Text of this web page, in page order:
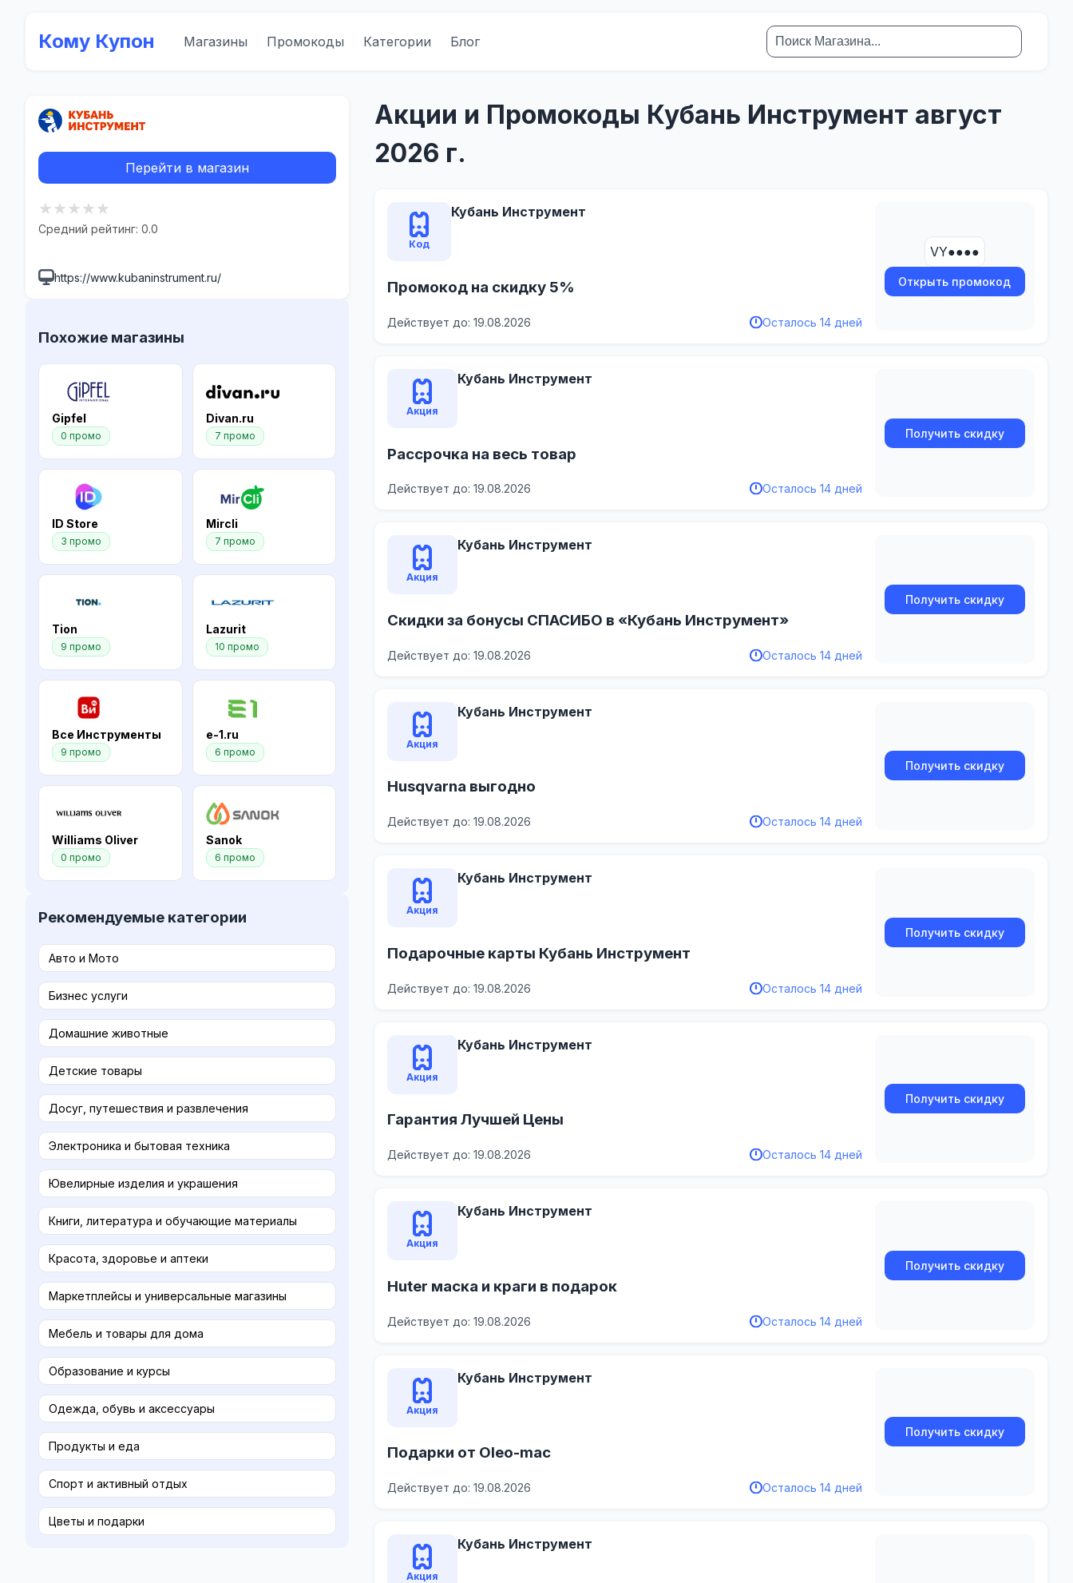
Кому Купон Магазины Промокоды Категории Блог
Перейти в магазин
★★★★★
Средний рейтинг: 0.0
https://www.kubaninstrument.ru/
Похожие магазины
Gipfel
0 промо
Divan.ru
7 промо
ID Store
3 промо
Mircli
7 промо
Tion
9 промо
Lazurit
10 промо
Все Инструменты
9 промо
e-1.ru
6 промо
Williams Oliver
0 промо
Sanok
6 промо
Рекомендуемые категории
Авто и Мото
Бизнес услуги
Домашние животные
Детские товары
Досуг, путешествия и развлечения
Электроника и бытовая техника
Ювелирные изделия и украшения
Книги, литература и обучающие материалы
Красота, здоровье и аптеки
Маркетплейсы и универсальные магазины
Мебель и товары для дома
Образование и курсы
Одежда, обувь и аксессуары
Продукты и еда
Спорт и активный отдых
Цветы и подарки
Акции и Промокоды Кубань Инструмент август
2026 г.
Код
Кубань Инструмент
Промокод на скидку 5%
Действует до: 19.08.2026 Осталось 14 дней
VY●●●●
Открыть промокод
Акция
Кубань Инструмент
Рассрочка на весь товар
Действует до: 19.08.2026 Осталось 14 дней
Получить скидку
Акция
Кубань Инструмент
Скидки за бонусы СПАСИБО в «Кубань Инструмент»
Действует до: 19.08.2026 Осталось 14 дней
Получить скидку
Акция
Кубань Инструмент
Husqvarna выгодно
Действует до: 19.08.2026 Осталось 14 дней
Получить скидку
Акция
Кубань Инструмент
Подарочные карты Кубань Инструмент
Действует до: 19.08.2026 Осталось 14 дней
Получить скидку
Акция
Кубань Инструмент
Гарантия Лучшей Цены
Действует до: 19.08.2026 Осталось 14 дней
Получить скидку
Акция
Кубань Инструмент
Huter маска и краги в подарок
Действует до: 19.08.2026 Осталось 14 дней
Получить скидку
Акция
Кубань Инструмент
Подарки от Oleo-mac
Действует до: 19.08.2026 Осталось 14 дней
Получить скидку
Акция
Кубань Инструмент